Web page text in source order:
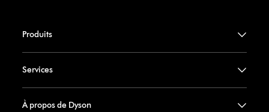
Produits
Services
À propos de Dyson